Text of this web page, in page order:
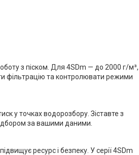
з піском. Для 4SDm — до 2000 г/м³,
фільтрацію та контролювати режими
у точках водорозбору. Зіставте з
за вашими даними.
ресурс і безпеку. У серії 4SDm